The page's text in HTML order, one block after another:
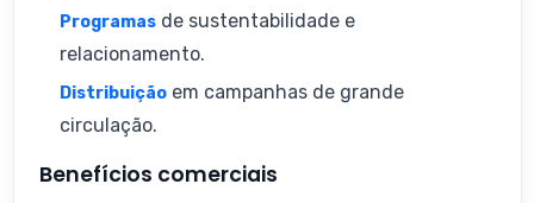
Programas de sustentabilidade e
relacionamento.
Distribuição em campanhas de grande
circulação.
Benefícios comerciais